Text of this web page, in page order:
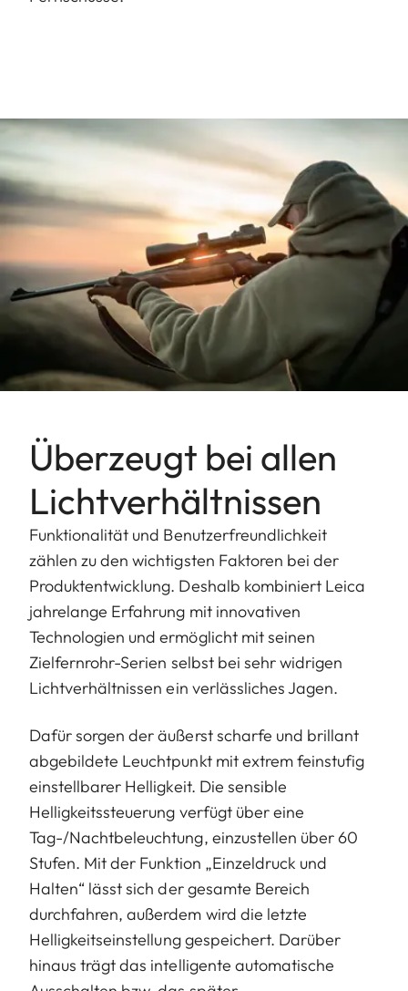
Überzeugt bei allen
Lichtverhältnissen
Funktionalität und Benutzerfreundlichkeit
zählen zu den wichtigsten Faktoren bei der
Produktentwicklung. Deshalb kombiniert Leica
jahrelange Erfahrung mit innovativen
Technologien und ermöglicht mit seinen
Zielfernrohr-Serien selbst bei sehr widrigen
Lichtverhältnissen ein verlässliches Jagen.
Dafür sorgen der äußerst scharfe und brillant
abgebildete Leuchtpunkt mit extrem feinstufig
einstellbarer Helligkeit. Die sensible
Helligkeitssteuerung verfügt über eine
Tag-/Nachtbeleuchtung, einzustellen über 60
Stufen. Mit der Funktion „Einzeldruck und
Halten“ lässt sich der gesamte Bereich
durchfahren, außerdem wird die letzte
Helligkeitseinstellung gespeichert. Darüber
hinaus trägt das intelligente automatische